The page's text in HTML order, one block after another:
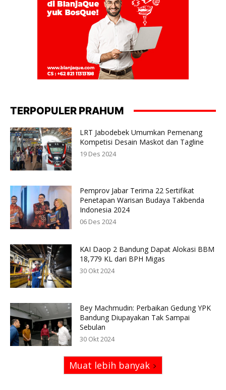
TERPOPULER PRAHUM
LRT Jabodebek Umumkan Pemenang
Kompetisi Desain Maskot dan Tagline
19 Des 2024
Pemprov Jabar Terima 22 Sertifikat
Penetapan Warisan Budaya Takbenda
Indonesia 2024
06 Des 2024
KAI Daop 2 Bandung Dapat Alokasi BBM
18,779 KL dari BPH Migas
30 Okt 2024
Bey Machmudin: Perbaikan Gedung YPK
Bandung Diupayakan Tak Sampai
Sebulan
30 Okt 2024
Muat lebih banyak